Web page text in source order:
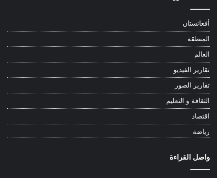
أفغانستان
المنطقة
العالم
تقارير الفيديو
تقارير الصور
الثقافة و التعليم
اقتصاد
رياضة
واصل القراءة